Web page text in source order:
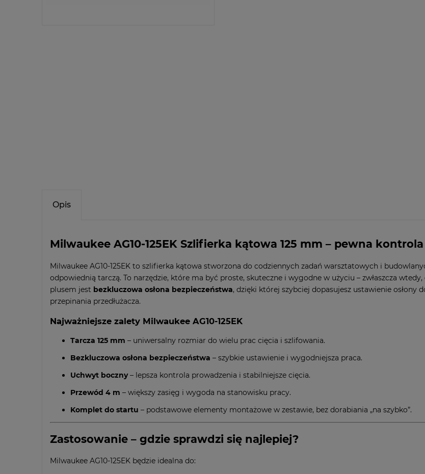
Opis
Milwaukee AG10-125EK Szlifierka kątowa 125 mm – pewna
Milwaukee AG10-125EK to szlifierka kątowa stworzona do codziennych zadań warsztatowych i
odpowiednią tarczą. To narzędzie, które ma być proste, skuteczne i wygodne w użyciu – zwłaszcza
plusem jest bezkluczowa osłona bezpieczeństwa, dzięki której szybciej dopasujesz ustawienie osłony
przepinania przedłużacza.
Najważniejsze zalety Milwaukee AG10-125EK
Tarcza 125 mm – uniwersalny rozmiar do wielu prac cięcia i szlifowania.
Bezkluczowa osłona bezpieczeństwa – szybkie ustawienie i wygodniejsza praca.
Uchwyt boczny– lepsza kontrola prowadzenia i stabilniejsze cięcia.
Przewód 4 m – większy zasięg i wygoda na stanowisku pracy.
Komplet do startu – podstawowe elementy montażowe w zestawie, bez dorabiania „na szybko”.
Zastosowanie – gdzie sprawdzi się najlepiej?
Milwaukee AG10-125EK będzie idealna do: